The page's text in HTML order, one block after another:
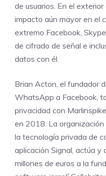
de usuarios. En el
impacto aún mayor en el
extremo Facebook,
de cifrado de señal e
datos con él.
Brian Acton, el fundador
WhatsApp a Facebook,
privacidad con
en 2018. La
la tecnología privada de
aplicación Signal, actúa
millones de euros a la